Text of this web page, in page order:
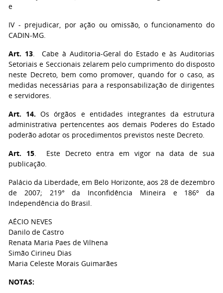
e
IV - prejudicar, por ação ou omissão, o funcionamento do
CADIN-MG.
Art. 13. Cabe à Auditoria-Geral do Estado e às Auditorias
Setoriais e Seccionais zelarem pelo cumprimento do disposto
neste Decreto, bem como promover, quando for o caso, as
medidas necessárias para a responsabilização de dirigentes
e servidores.
Art. 14. Os órgãos e entidades integrantes da estrutura
administrativa pertencentes aos demais Poderes do Estado
poderão adotar os procedimentos previstos neste Decreto.
Art. 15. Este Decreto entra em vigor na data de sua
publicação.
Palácio da Liberdade, em Belo Horizonte, aos 28 de dezembro
de 2007; 219° da Inconfidência Mineira e 186º da
Independência do Brasil.
AÉCIO NEVES
Danilo de Castro
Renata Maria Paes de Vilhena
Simão Cirineu Dias
Maria Celeste Morais Guimarães
NOTAS: